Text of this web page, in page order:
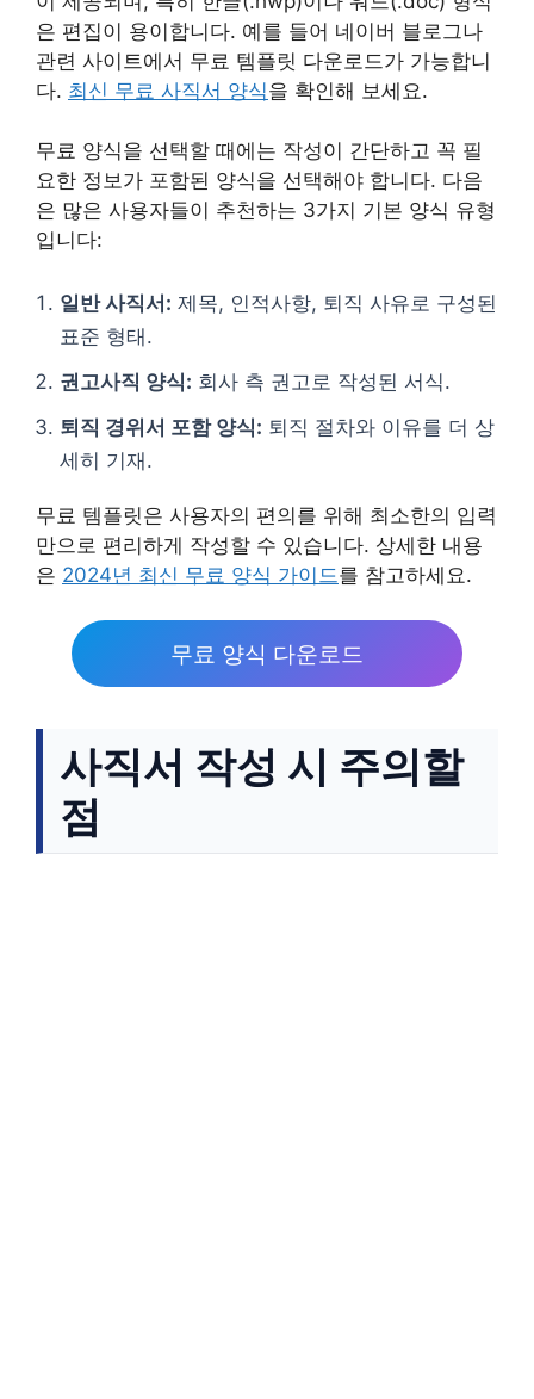
은 편집이 용이합니다. 예를 들어 네이버 블로그나
관련 사이트에서 무료 템플릿 다운로드가 가능합니
다. 최신 무료 사직서 양식을 확인해 보세요.
무료 양식을 선택할 때에는 작성이 간단하고 꼭 필
요한 정보가 포함된 양식을 선택해야 합니다. 다음
은 많은 사용자들이 추천하는 3가지 기본 양식 유형
입니다:
일반 사직서: 제목, 인적사항, 퇴직 사유로 구성된
표준 형태.
권고사직 양식: 회사 측 권고로 작성된 서식.
퇴직 경위서 포함 양식: 퇴직 절차와 이유를 더 상
세히 기재.
무료 템플릿은 사용자의 편의를 위해 최소한의 입력
만으로 편리하게 작성할 수 있습니다. 상세한 내용
은 2024년 최신 무료 양식 가이드를 참고하세요.
무료 양식 다운로드
사직서 작성 시 주의할
점